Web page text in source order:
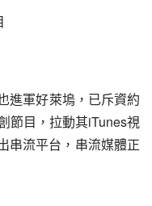
進軍好萊塢，已斥資約
節目，拉動其iTunes視
串流平台，串流媒體正